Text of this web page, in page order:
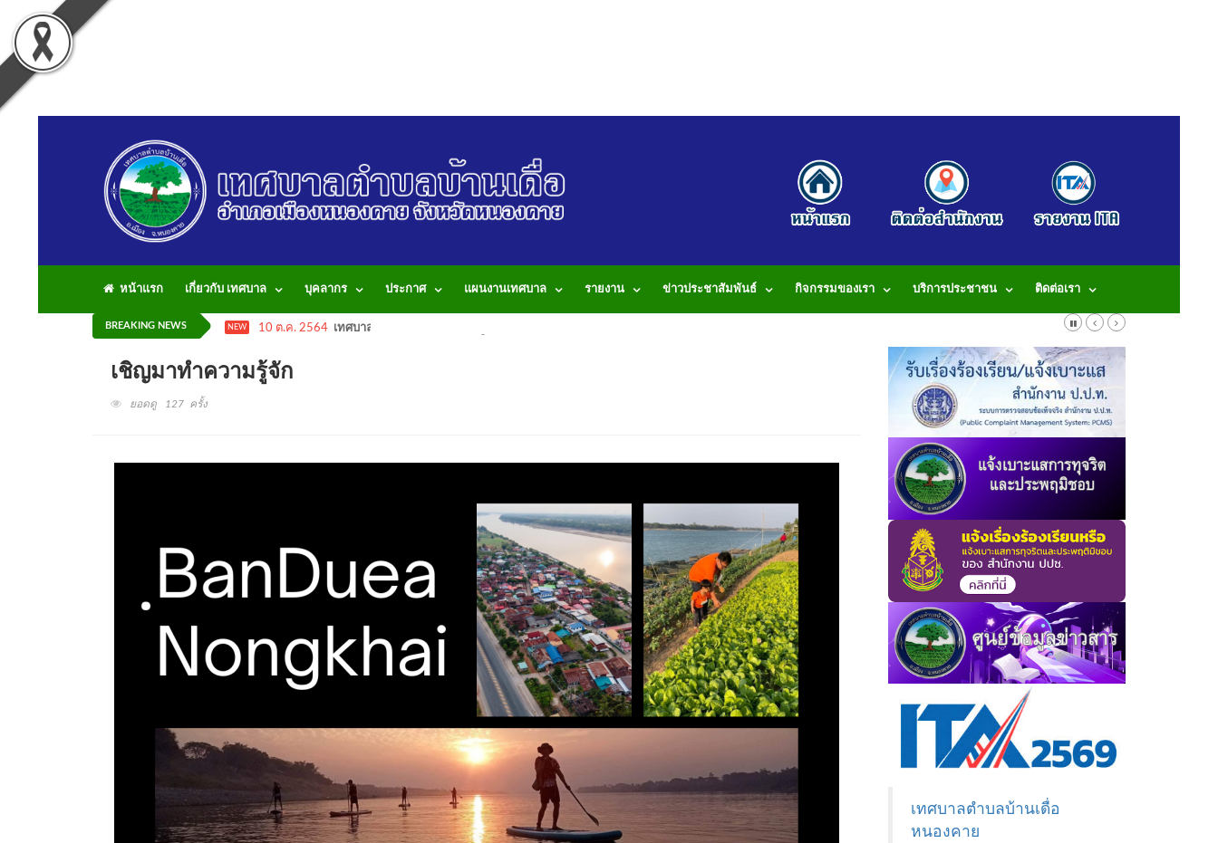
หน้าแรก เกี่ยวกับ เทศบาล บุคลากร ประกาศ แผนงานเทศบาล รายงาน ข่าวประชาสัมพันธ์ กิจกรรมของเรา บริการประชาชน ติดต่อเรา
BREAKING NEWS NEW 10 ต.ค. 2564 เทศบาลตำบลบ้านเดื่อ 199 หมู่ 5 ต.บ้านเดื่อ อ.เมือง จ.หนองคาย 43000 โทรศัพท์: 042-490913 โทรสาร: 042-490913 E-Mail: tumbonbanduea@gmail.com
เชิญมาทำความรู้จัก
ยอดดู 127 ครั้ง
เทศบาลตำบลบ้านเดื่อ
หนองคาย